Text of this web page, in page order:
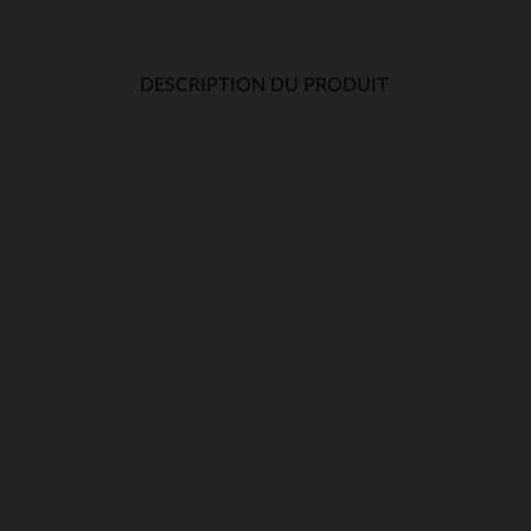
DESCRIPTION DU PRODUIT